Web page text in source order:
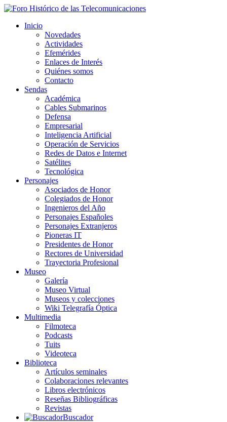
Inicio
Novedades
Actividades
Efemérides
Enlaces de Interés
Quiénes somos
Contacto
Sendas
Académica
Cables Submarinos
Defensa
Empresarial
Inteligencia Artificial
Operación de Servicios
Redes de Datos e Internet
Satélites
Tecnológica
Personajes
Asociados de Honor
Colegiados de Honor
Ingenieros del Año
Personajes Españoles
Personajes Extranjeros
Pioneras IT
Presidentes de Honor
Rectores de Universidad
Trayectoria Profesional
Museo
Galería
Museo Virtual
Museos y colecciones
Wiki Telegrafía Óptica
Multimedia
Filmoteca
Podcasts
Tuits
Videoteca
Biblioteca
Artículos seminales
Colaboraciones relevantes
Libros electrónicos
Reseñas Bibliográficas
Revistas
Buscador